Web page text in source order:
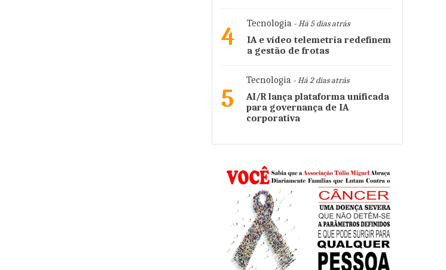
4 Tecnologia - Há 5 dias atrás
IA e vídeo telemetria redefinem
a gestão de frotas
5
Tecnologia - Há 2 dias atrás
AI/R lança plataforma unificada
para governança de IA
corporativa